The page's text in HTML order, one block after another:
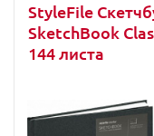
StyleFile
SketchBook
144 листа